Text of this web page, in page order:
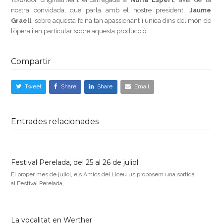
nostra convidada, que parla amb el nostre president, Jaume
Graell, sobre aquesta feina tan apassionant i única dins del món de
l’òpera i en particular sobre aquesta producció.
Compartir
Tweet Share Share Email
Entrades relacionades
Festival Perelada, del 25 al 26 de juliol
El proper mes de juliol, els Amics del Liceu us proposem una sortida
al Festival Perelada,…
La vocalitat en Werther